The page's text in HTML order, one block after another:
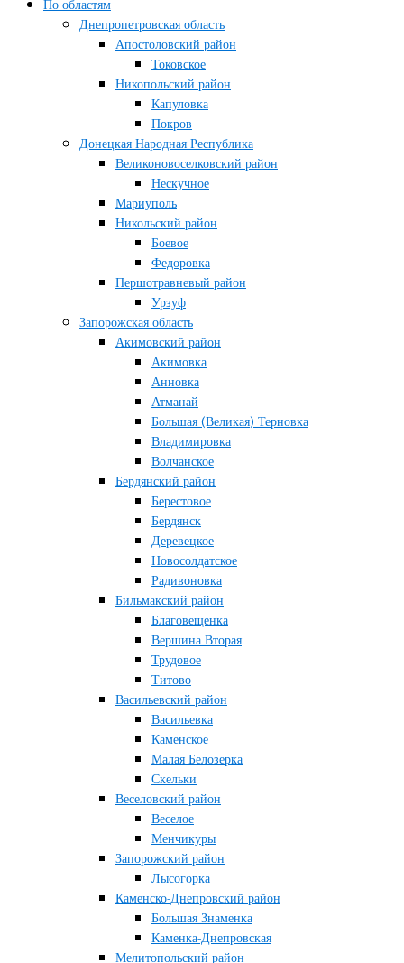
По областям
Днепропетровская область
Апостоловский район
Токовское
Никопольский район
Капуловка
Покров
Донецкая Народная Республика
Великоновоселковский район
Нескучное
Мариуполь
Никольский район
Боевое
Федоровка
Першотравневый район
Урзуф
Запорожская область
Акимовский район
Акимовка
Анновка
Атманай
Большая (Великая) Терновка
Владимировка
Волчанское
Бердянский район
Берестовое
Бердянск
Деревецкое
Новосолдатское
Радивоновка
Бильмакский район
Благовещенка
Вершина Вторая
Трудовое
Титово
Васильевский район
Васильевка
Каменское
Малая Белозерка
Скельки
Веселовский район
Веселое
Менчикуры
Запорожский район
Лысогорка
Каменско-Днепровский район
Большая Знаменка
Каменка-Днепровская
Мелитопольский район